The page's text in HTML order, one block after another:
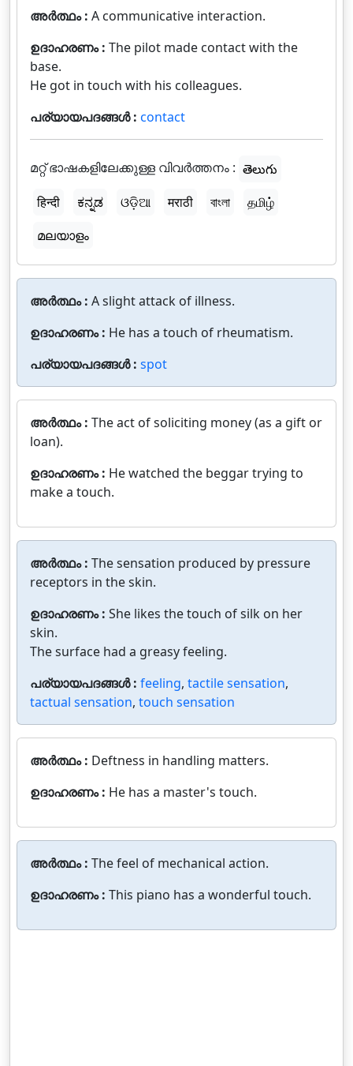
അർത്ഥം : A communicative interaction.
ഉദാഹരണം : The pilot made contact with the
base.
He got in touch with his colleagues.
പര്യായപദങ്ങൾ : contact
മറ്റ് ഭാഷകളിലേക്കുള്ള വിവർത്തനം : తెలుగు
हिन्दी
ಕನ್ನಡ ଓଡ଼ିଆ मराठी বাংলা
தமிழ்
മലയാളം
അർത്ഥം : A slight attack of illness.
ഉദാഹരണം : He has a touch of rheumatism.
പര്യായപദങ്ങൾ : spot
അർത്ഥം : The act of soliciting money (as a gift or
loan).
ഉദാഹരണം : He watched the beggar trying to
make a touch.
അർത്ഥം : The sensation produced by pressure
receptors in the skin.
ഉദാഹരണം : She likes the touch of silk on her
skin.
The surface had a greasy feeling.
പര്യായപദങ്ങൾ : feeling, tactile sensation,
tactual sensation, touch sensation
അർത്ഥം : Deftness in handling matters.
ഉദാഹരണം : He has a master's touch.
അർത്ഥം : The feel of mechanical action.
ഉദാഹരണം : This piano has a wonderful touch.